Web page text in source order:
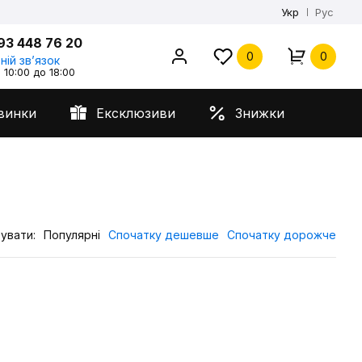
Укр Рус
448 76 20
звʼязок
до 18:00
0 0
Ексклюзиви Знижки
Популярні Спочатку дешевше Спочатку дорожче